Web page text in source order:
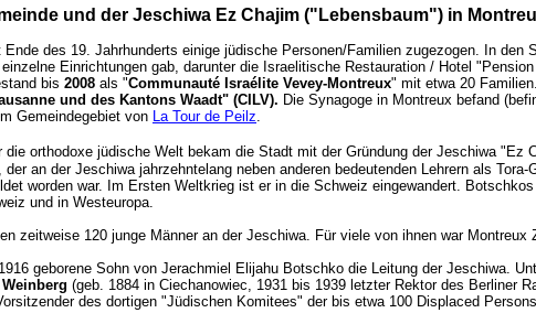
und der Jeschiwa Ez Chajim ("Lebensbaum") in
Ende des 19. Jahrhunderts einige jüdische Personen/Familien zugezogen. In
Einrichtungen gab, darunter die Israelitische Restauration / Hotel
bis 2008 als "Communauté Israélite Vevey-Montreux" mit etwa 20
und des Kantons Waadt" (CILV). Die Synagoge in Montreux befand
Gemeindegebiet von La Tour de Peilz.
die orthodoxe jüdische Welt bekam die Stadt mit der Gründung der Jeschiwa "Ez
der an der Jeschiwa jahrzehntelang neben anderen bedeutenden Lehrern als
worden war. Im Ersten Weltkrieg ist er in die Schweiz eingewandert.
und in Westeuropa.
zeitweise 120 junge Männer an der Jeschiwa. Für viele von ihnen war
geborene Sohn von Jerachmiel Elijahu Botschko die Leitung der Jeschiwa.
(geb. 1884 in Ciechanowiec, 1931 bis 1939 letzter Rektor des Berliner
des dortigen "Jüdischen Komitees" der bis etwa 100 Displaced